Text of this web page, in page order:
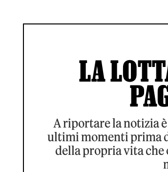
LA
A riportare la notizia
ultimi momenti prima
della propria vita che